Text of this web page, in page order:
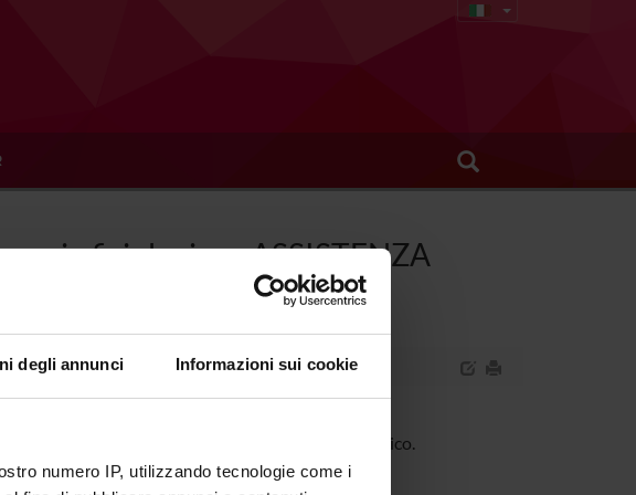
degli annunci Informazioni sui cookie
numero IP, utilizzando tecnologie come i
fisiologico - ASSISTENZA
Assistenza al neonato e al puerperio fisiologico.